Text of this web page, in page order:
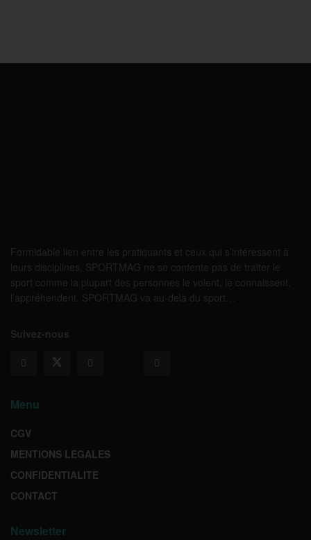
Formidable lien entre les pratiquants et ceux qui s’intéressent à
leurs disciplines, SPORTMAG ne se contente pas de traiter le
sport comme la plupart des personnes le voient, le connaissent,
l’appréhendent. SPORTMAG va au-delà du sport…
Suivez-nous
Menu
CGV
MENTIONS LEGALES
CONFIDENTIALITE
CONTACT
Newsletter